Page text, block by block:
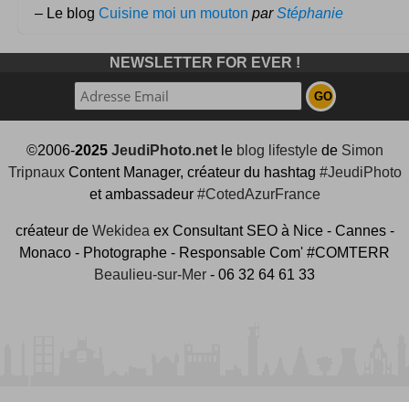
– Le blog Cuisine moi un mouton parStéphanie
NEWSLETTER FOR EVER !
©2006-2025 JeudiPhoto.netle blog lifestylede Simon
TripnauxContent Manager, créateur du hashtag #JeudiPhoto
et ambassadeur #CotedAzurFrance
créateur de Wekidea ex Consultant SEO à Nice - Cannes -
Monaco - Photographe - Responsable Com' #COMTERR
Beaulieu-sur-Mer - 06 32 64 61 33